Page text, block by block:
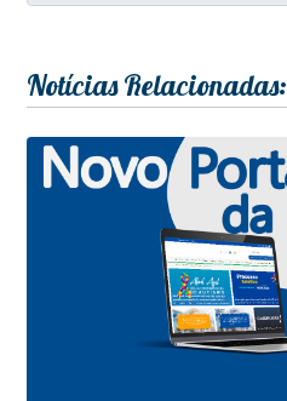
Notícias Relacionadas: